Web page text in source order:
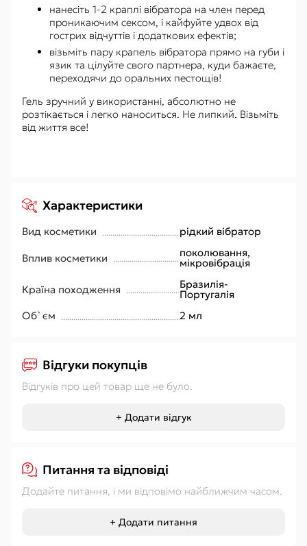
нанесіть 1-2 краплі вібратора на член перед
проникаючим сексом, і кайфуйте удвох від
гострих відчуттів і додаткових ефектів;
візьміть пару крапель вібратора прямо на губи і
язик та цілуйте свого партнера, куди бажаєте,
переходячи до оральних пестощів!
Гель зручний у використанні, абсолютно не
розтікається і легко наноситься. Не липкий. Візьміть
від життя все!
Характеристики
Вид косметики рідкий вібратор
Вплив косметики поколювання,
мікровібрація
Країна походження Бразилія-
Португалія
Об`єм
2 мл
Відгуки покупців
Відгуків про цей товар ще не було.
+ Додати відгук
Питання та відповіді
Додайте питання, і ми відповімо найближчим часом.
+ Додати питання